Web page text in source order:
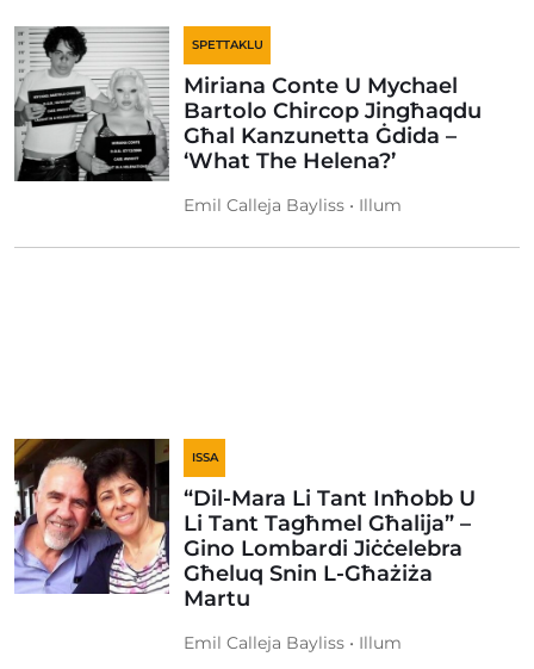
SPETTAKLU
Miriana Conte U Mychael
Bartolo Chircop Jingħaqdu
Għal Kanzunetta Ġdida –
‘What The Helena?’
Emil Calleja Bayliss • Illum
ISSA
“Dil-Mara Li Tant Inħobb U
Li Tant Tagħmel Għalija” –
Gino Lombardi Jiċċelebra
Għeluq Snin L-Għażiża
Martu
Emil Calleja Bayliss • Illum